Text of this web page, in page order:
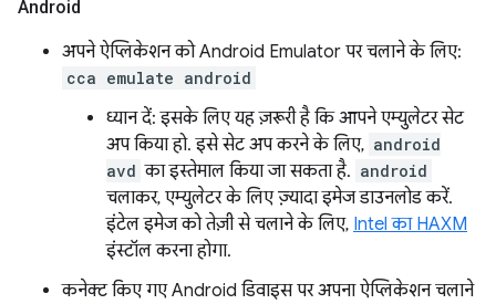
Android
अपने ऐप्लिकेशन को Android Emulator पर चलाने के लिए:
cca emulate android
ध्यान दें: इसके लिए यह ज़रूरी है कि आपने एम्युलेटर सेट
अप किया हो. इसे सेट अप करने के लिए, android
avd का इस्तेमाल किया जा सकता है. android
चलाकर, एम्युलेटर के लिए ज़्यादा इमेज डाउनलोड करें.
इंटेल इमेज को तेज़ी से चलाने के लिए, Intel का HAXM
इंस्टॉल करना होगा.
कनेक्ट किए गए Android डिवाइस पर अपना ऐप्लिकेशन चलाने